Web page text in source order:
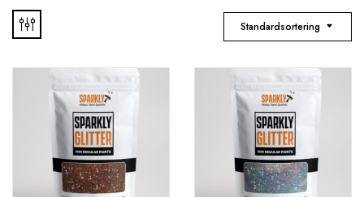
Standardsortering